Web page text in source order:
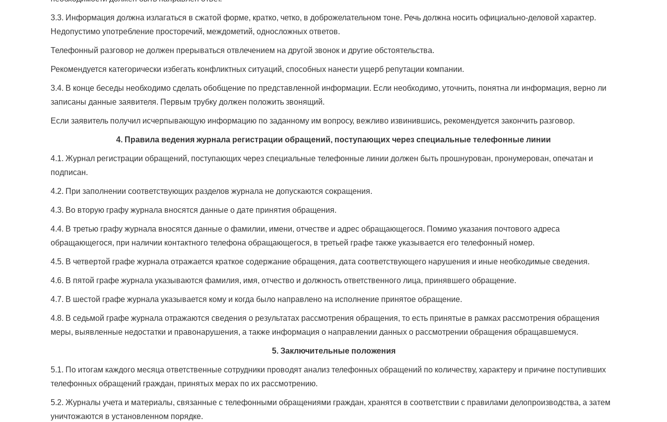
3.3. Информация должна излагаться в сжатой форме, кратко, четко, в доброжелательном тоне. Речь должна носить официально-деловой характер.
Недопустимо употребление просторечий, междометий, односложных ответов.
Телефонный разговор не должен прерываться отвлечением на другой звонок и другие обстоятельства.
Рекомендуется категорически избегать конфликтных ситуаций, способных нанести ущерб репутации компании.
3.4. В конце беседы необходимо сделать обобщение по представленной информации. Если необходимо, уточнить, понятна ли информация, верно ли
записаны данные заявителя. Первым трубку должен положить звонящий.
Если заявитель получил исчерпывающую информацию по заданному им вопросу, вежливо извинившись, рекомендуется закончить разговор.
4. Правила ведения журнала регистрации обращений, поступающих через специальные телефонные линии
4.1. Журнал регистрации обращений, поступающих через специальные телефонные линии должен быть прошнурован, пронумерован, опечатан и
подписан.
4.2. При заполнении соответствующих разделов журнала не допускаются сокращения.
4.3. Во вторую графу журнала вносятся данные о дате принятия обращения.
4.4. В третью графу журнала вносятся данные о фамилии, имени, отчестве и адрес обращающегося. Помимо указания почтового адреса
обращающегося, при наличии контактного телефона обращающегося, в третьей графе также указывается его телефонный номер.
4.5. В четвертой графе журнала отражается краткое содержание обращения, дата соответствующего нарушения и иные необходимые сведения.
4.6. В пятой графе журнала указываются фамилия, имя, отчество и должность ответственного лица, принявшего обращение.
4.7. В шестой графе журнала указывается кому и когда было направлено на исполнение принятое обращение.
4.8. В седьмой графе журнала отражаются сведения о результатах рассмотрения обращения, то есть принятые в рамках рассмотрения обращения
меры, выявленные недостатки и правонарушения, а также информация о направлении данных о рассмотрении обращения обращавшемуся.
5. Заключительные положения
5.1. По итогам каждого месяца ответственные сотрудники проводят анализ телефонных обращений по количеству, характеру и причине поступивших
телефонных обращений граждан, принятых мерах по их рассмотрению.
5.2. Журналы учета и материалы, связанные с телефонными обращениями граждан, хранятся в соответствии с правилами делопроизводства, а затем
уничтожаются в установленном порядке.